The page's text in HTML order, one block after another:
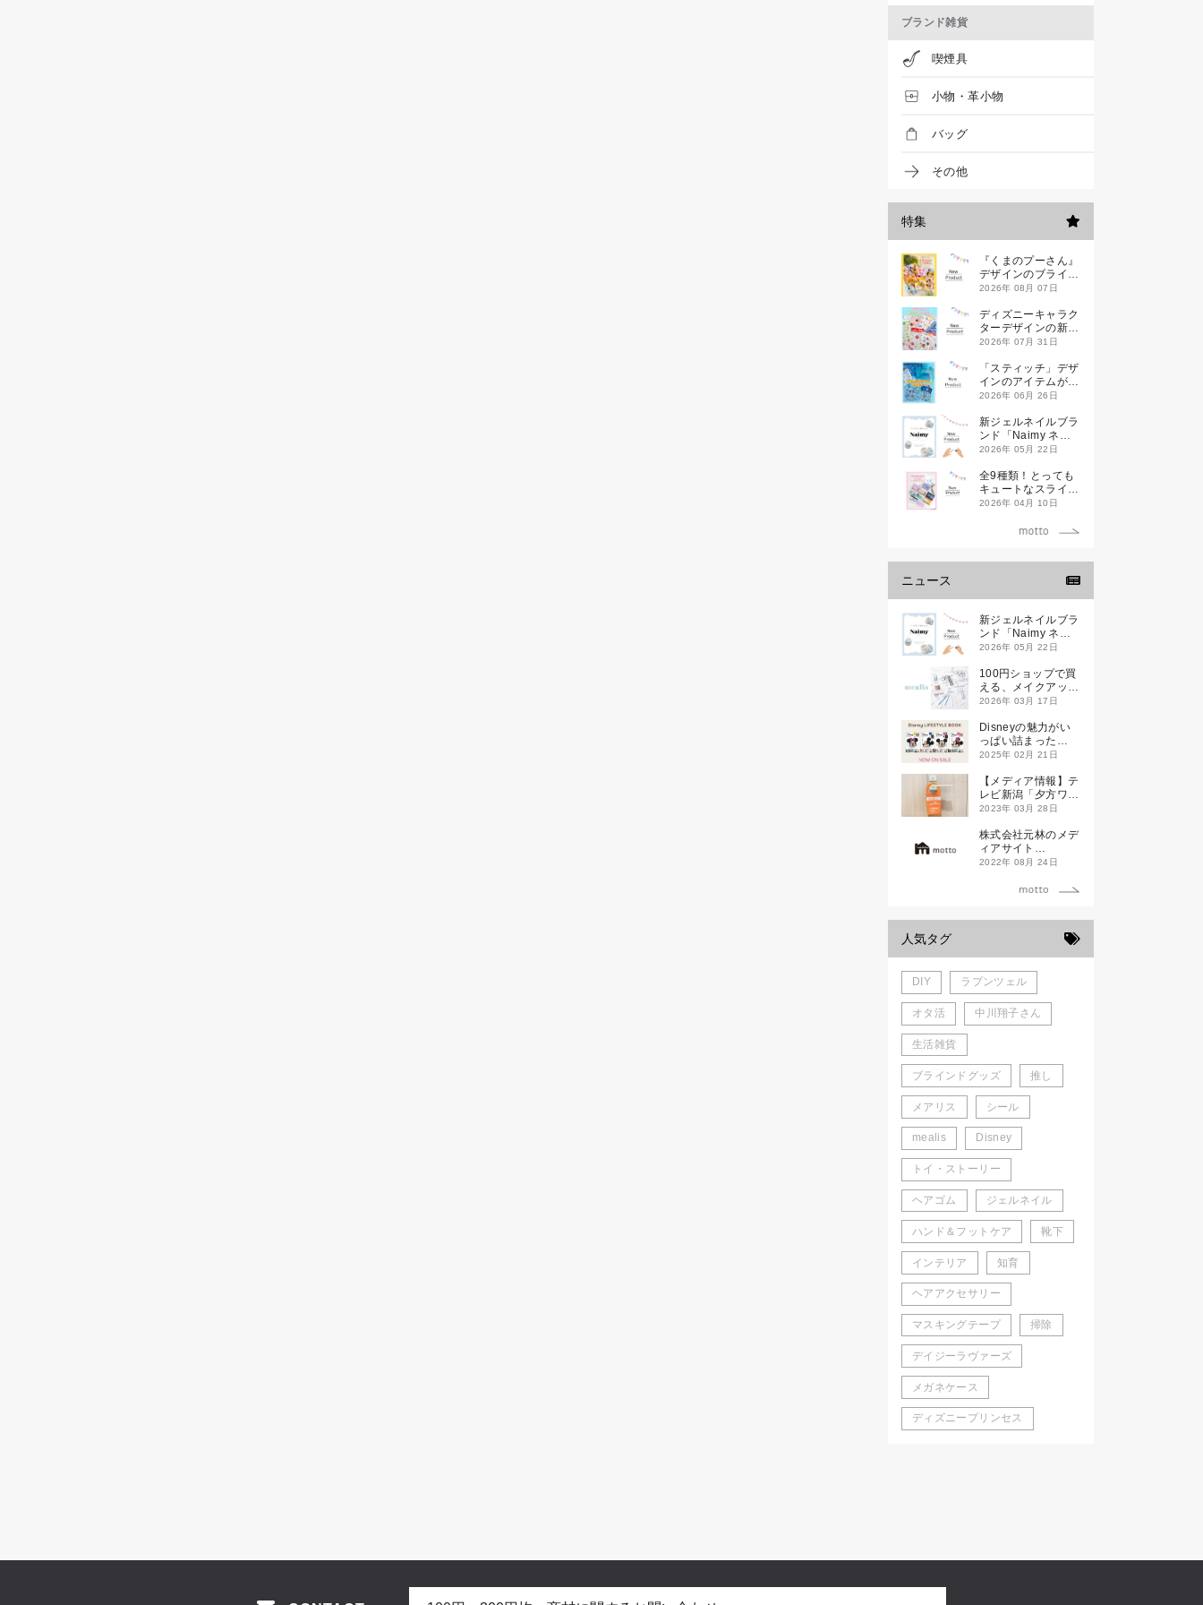
ブランド雑貨
喫煙具
小物・革小物
バッグ
その他
特集
『くまのプーさん』
デザインのブライン
ドミニハンドタオル
2026年 08月 07日
ディズニーキャラク
ターデザインの新作
シールが一挙発売
2026年 07月 31日
「スティッチ」デザ
インのアイテムが新
登場です
2026年 06月 26日
新ジェルネイルブラ
ンド「Naimy ネイ
ミィ」が誕生します
2026年 05月 22日
全9種類！とっても
キュートなスライダ
ーケースが新登場し
2026年 04月 10日
ニュース
新ジェルネイルブラ
ンド「Naimy ネイ
ミィ」が誕生します
2026年 05月 22日
100円ショップで買
える、メイクアップ
ブランド
ス）」誕生。
2026年 03月 17日
Disneyの魅力がい
っぱい詰まった
『Disney
』が2月21日(金)に
新発売！
2025年 02月 21日
【メディア情報】テ
レビ新潟「夕方ワイ
ド新潟一番」
2023年 03月 28日
株式会社元林のメデ
ィアサイト
「motto」がローン
2022年 08月 24日
人気タグ
DIY ラプンツェル
オタ活 中川翔子さん
生活雑貨
ブラインドグッズ 推し
メアリス シール
mealis Disney
トイ・ストーリー
ヘアゴム ジェルネイル
ハンド＆フットケア 靴下
インテリア 知育
ヘアアクセサリー
マスキングテープ 掃除
デイジーラヴァーズ
メガネケース
ディズニープリンセス